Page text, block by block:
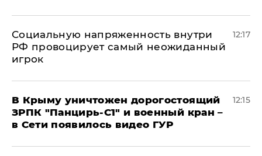
Социальную напряженность внутри
РФ провоцирует самый неожиданный
игрок
12:17
В Крыму уничтожен дорогостоящий
ЗРПК "Панцирь-С1" и военный кран –
в Сети появилось видео ГУР
12:15